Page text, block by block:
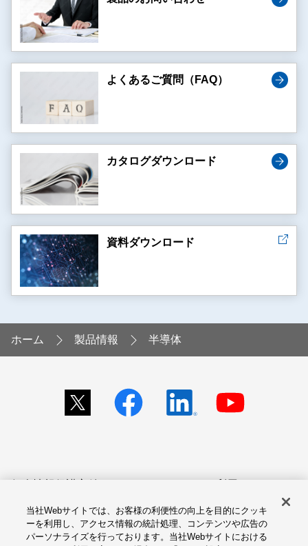
よくあるご質問（FAQ）
カタログダウンロード
資料ダウンロード
ホーム 製品情報 半導体
アクセシビリティへの対応
方針
Cookie設定
当社Webサイトでは、お客様の利便性の向上を目的にクッキ
ーを利用し、アクセス情報の統計処理、コンテンツや広告の
パーソナライズを行っております。当社Webサイトにおける